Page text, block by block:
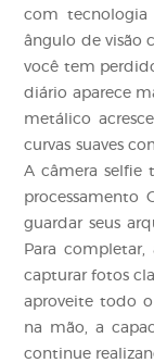
com
ângulo de visão
você tem
diário aparece
metálico
curvas suaves
A câmera selfie
processamento
guardar seus
Para
capturar fotos
aproveite todo
na mão, a
continue